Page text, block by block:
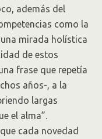
además del
como la
mirada holística
de estos
frase que repetía
años-, a la
largas
el alma”.
cada novedad